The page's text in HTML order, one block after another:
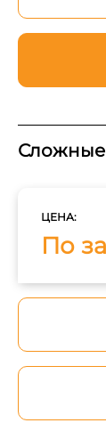
ЦЕНА:
По